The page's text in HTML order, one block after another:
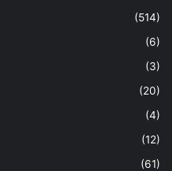
(514)
(6)
(3)
(20)
(4)
(12)
(61)